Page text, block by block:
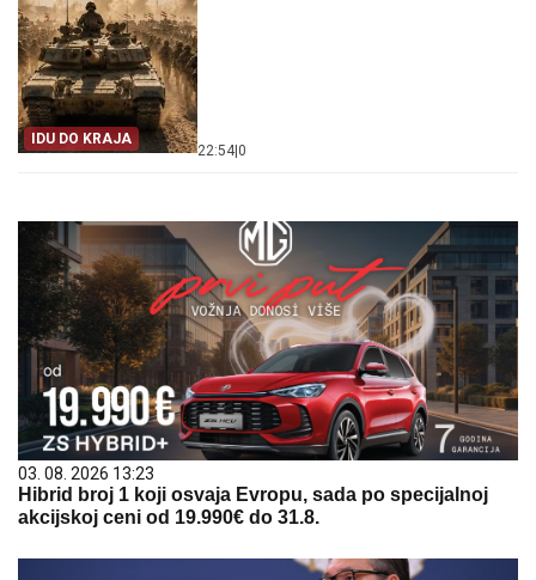
IDU DO KRAJA
22:54 0
03. 08. 2026 13:23
Hibrid broj 1 koji osvaja Evropu, sada po specijalnoj
akcijskoj ceni od 19.990€ do 31.8.